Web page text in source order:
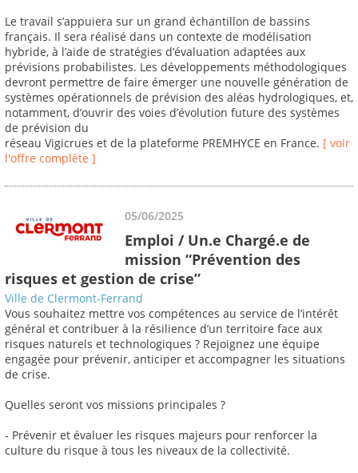
Le travail s’appuiera sur un grand échantillon de bassins
français. Il sera réalisé dans un contexte de modélisation
hybride, à l’aide de stratégies d’évaluation adaptées aux
prévisions probabilistes. Les développements méthodologiques
devront permettre de faire émerger une nouvelle génération de
systèmes opérationnels de prévision des aléas hydrologiques, et,
notamment, d’ouvrir des voies d’évolution future des systèmes
de prévision du
réseau Vigicrues et de la plateforme PREMHYCE en France. [ voir
l'offre complète ]
05/06/2025
Emploi / Un.e Chargé.e de
mission “Prévention des
risques et gestion de crise”
Ville de Clermont-Ferrand
Vous souhaitez mettre vos compétences au service de l’intérêt
général et contribuer à la résilience d’un territoire face aux
risques naturels et technologiques ? Rejoignez une équipe
engagée pour prévenir, anticiper et accompagner les situations
de crise.
Quelles seront vos missions principales ?
- Prévenir et évaluer les risques majeurs pour renforcer la
culture du risque à tous les niveaux de la collectivité.